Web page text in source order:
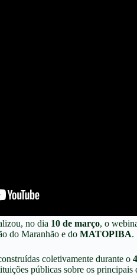
no dia 10 de março, o
do Maranhão e do MATOPIBA.
coletivamente durante o
públicas sobre os principais